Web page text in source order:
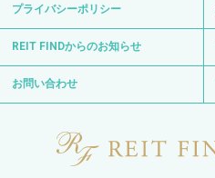
プライバシーポリシー
REIT FINDからのお知らせ
お問い合わせ